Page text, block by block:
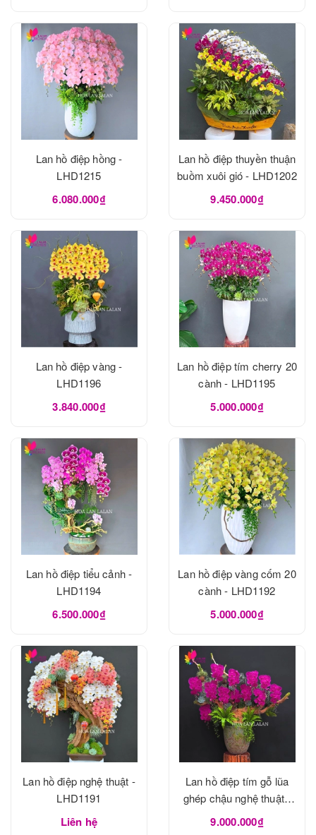
Lan hồ điệp hồng -
LHD1215
6.080.000₫
Lan hồ điệp thuyền thuận
buồm xuôi gió - LHD1202
9.450.000₫
Lan hồ điệp vàng -
LHD1196
3.840.000₫
Lan hồ điệp tím cherry 20
cành - LHD1195
5.000.000₫
Lan hồ điệp tiểu cảnh -
LHD1194
6.500.000₫
Lan hồ điệp vàng cốm 20
cành - LHD1192
5.000.000₫
Lan hồ điệp nghệ thuật -
LHD1191
Liên hệ
Lan hồ điệp tím gỗ lũa
ghép chậu nghệ thuật -
LHD1190
9.000.000₫